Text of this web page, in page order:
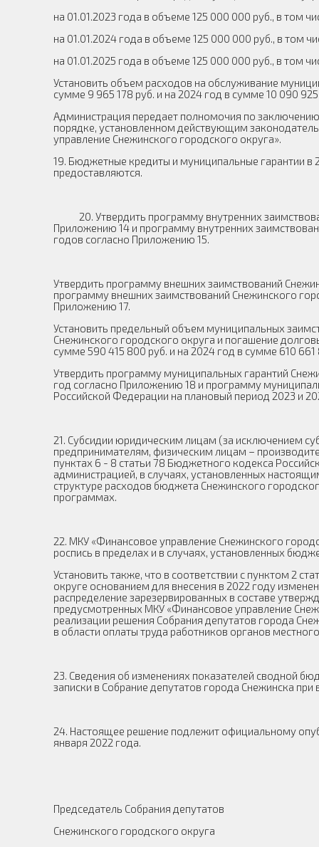
на 01.01.2023 года в объеме 125 000 000 руб., в том
на 01.01.2024 года в объеме 125 000 000 руб., в том
на 01.01.2025 года в объеме 125 000 000 руб., в том
Установить объем расходов на обслуживание
сумме 9 965 178 руб. и на 2024 год в сумме 10 090
Администрация передает полномочия по
порядке, установленном действующим
управление Снежинского городского округа».
19. Бюджетные кредиты и муниципальные гарантии
предоставляются.
20. Утвердить программу внутренних
Приложению 14 и программу внутренних
годов согласно Приложению 15.
Утвердить программу внешних заимствований
программу внешних заимствований Снежинского
Приложению 17.
Установить предельный объем муниципальных
Снежинского городского округа и погашение
сумме 590 415 800 руб. и на 2024 год в сумме 610 661
Утвердить программу муниципальных гарантий
год согласно Приложению 18 и программу
Российской Федерации на плановый период 2023 и
21. Субсидии юридическим лицам (за исключением
предпринимателям, физическим лицам –
пунктах 6 - 8 статьи 78 Бюджетного кодекса
администрацией, в случаях, установленных
структуре расходов бюджета Снежинского
программах.
22. МКУ «Финансовое управление Снежинского
роспись в пределах и в случаях, установленных
Установить также, что в соответствии с пунктом 2
округе основанием для внесения в 2022 году
распределение зарезервированных в составе
предусмотренных МКУ «Финансовое управление
реализации решения Собрания депутатов города
в области оплаты труда работников органов
23. Сведения об изменениях показателей сводной
записки в Собрание депутатов города Снежинска
24. Настоящее решение подлежит официальному
января 2022 года.
Председатель Собрания депутатов
Снежинского городского округа